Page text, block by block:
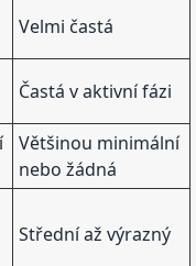
Velmi častá
Častá v aktivní fázi
Většinou minimální
nebo žádná
Střední až výrazný